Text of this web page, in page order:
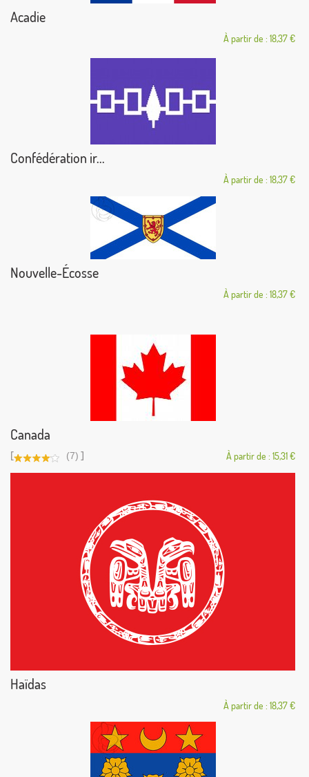
Acadie
À partir de : 18,37 €
Confédération ir...
À partir de : 18,37 €
Nouvelle-Écosse
À partir de : 18,37 €
Canada
[ (7) ] À partir de : 15,31 €
Haïdas
À partir de : 18,37 €